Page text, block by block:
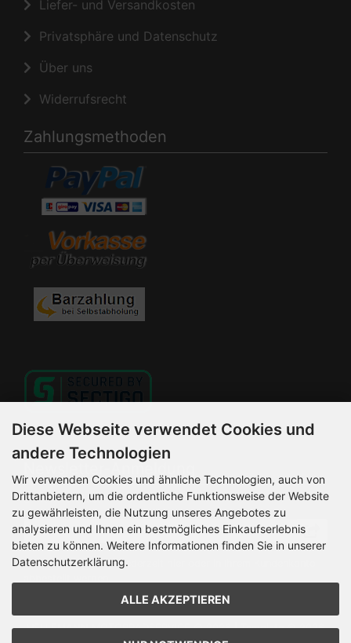
Liefer- und Versandkosten
Privatsphäre und Datenschutz
Über uns
Widerrufsrecht
Zahlungsmethoden
Newsletter-Anmeldung
E-Mail-Adresse:
Der Newsletter kann jederzeit hier oder in Ihrem Kundenkonto
HELLEMANN MOTORRADSERVICE © 2026 | Template © 2026
Diese Webseite verwendet Cookies und
andere Technologien
Wir verwenden Cookies und ähnliche Technologien, auch von
Drittanbietern, um die ordentliche Funktionsweise der Website
zu gewährleisten, die Nutzung unseres Angebotes zu
analysieren und Ihnen ein bestmögliches Einkaufserlebnis
bieten zu können. Weitere Informationen finden Sie in unserer
Datenschutzerklärung.
ALLE AKZEPTIEREN